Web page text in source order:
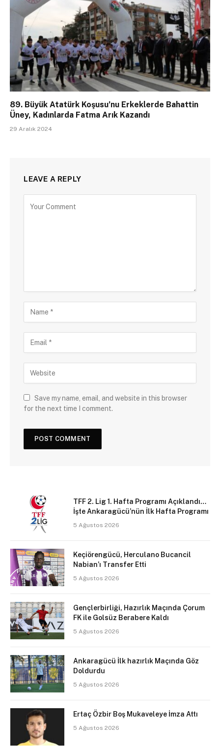
89. Büyük Atatürk Koşusu’nu Erkeklerde Bahattin
Üney, Kadınlarda Fatma Arık Kazandı
29 Aralık 2024
LEAVE A REPLY
Save my name, email, and website in this browser
for the next time I comment.
TFF 2. Lig 1. Hafta Programı Açıklandı…
İşte Ankaragücü’nün İlk Hafta Programı
5 Ağustos 2026
Keçiörengücü, Herculano Bucancil
Nabian’ı Transfer Etti
5 Ağustos 2026
Gençlerbirliği, Hazırlık Maçında Çorum
FK ile Golsüz Berabere Kaldı
5 Ağustos 2026
Ankaragücü İlk hazırlık Maçında Göz
Doldurdu
5 Ağustos 2026
Ertaç Özbir Boş Mukaveleye İmza Attı
5 Ağustos 2026